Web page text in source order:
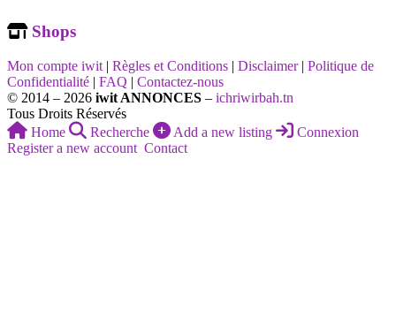
Shops
Mon compte iwit | Règles et Conditions | Disclaimer | Politique de
Confidentialité | FAQ | Contactez-nous
© 2014 – 2026 iwit ANNONCES – ichriwirbah.tn
Tous Droits Réservés
Home
Recherche Add a new listing
Connexion
Register a new account Contact